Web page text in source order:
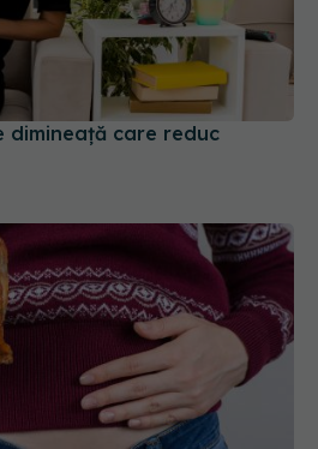
dimineață care reduc
mănânci puiul cu tot cu
surprinde